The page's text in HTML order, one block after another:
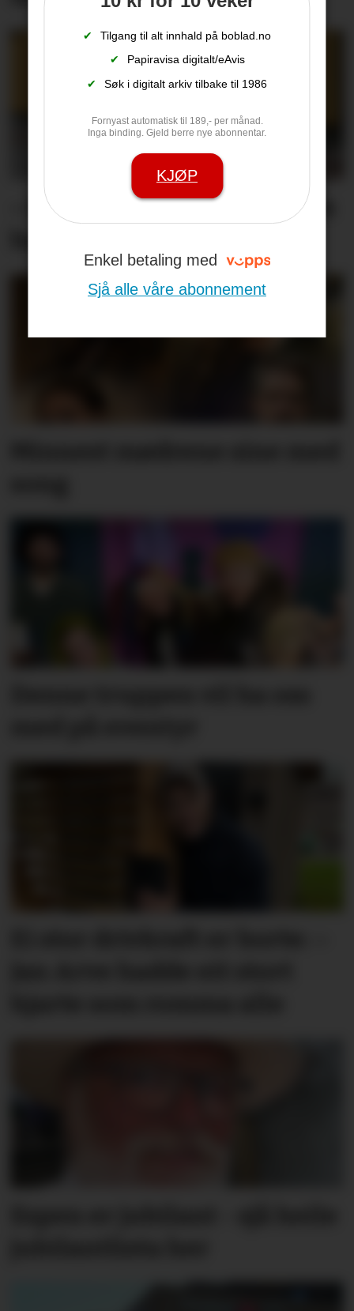
✔
Tilgang til alt innhald på boblad.no
✔
Papiravisa digitalt/eAvis
✔
Søk i digitalt arkiv tilbake til 1986
Fornyast automatisk til 189,- per månad.
Inga binding. Gjeld berre nye abonnentar.
KJØP
Enkel betaling med
Sjå alle våre abonnement
– Me er fortvila og føler oss